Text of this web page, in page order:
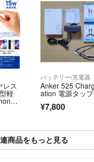
レス
軽
バッテリー/充電器
Anker 525
ation 電源タップ
¥7,800
商品をもっと見る